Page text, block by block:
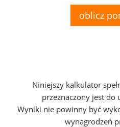
oblicz
Niniejszy kalkulator
przeznaczony jest do
Wyniki nie powinny być
wynagrodzeń